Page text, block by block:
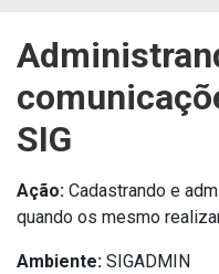
SIG
Ação: Cadastrando e
quando os mesmo
Ambiente: SIGADMIN